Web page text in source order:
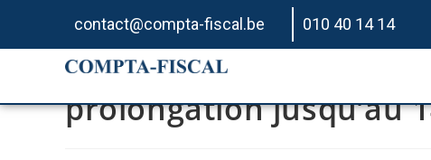
contact@compta-fiscal.be 010 40 14 14
Dépôt de la déclaration
prolongation jusqu’au